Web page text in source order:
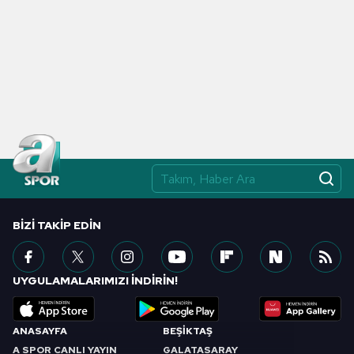
ANASAYFA
A SPOR CANLI YAYIN
BEŞİKTAŞ
GALATASARAY
BIZI TAKIP EDIN
UYGULAMALARIMIZI İNDİRİN!